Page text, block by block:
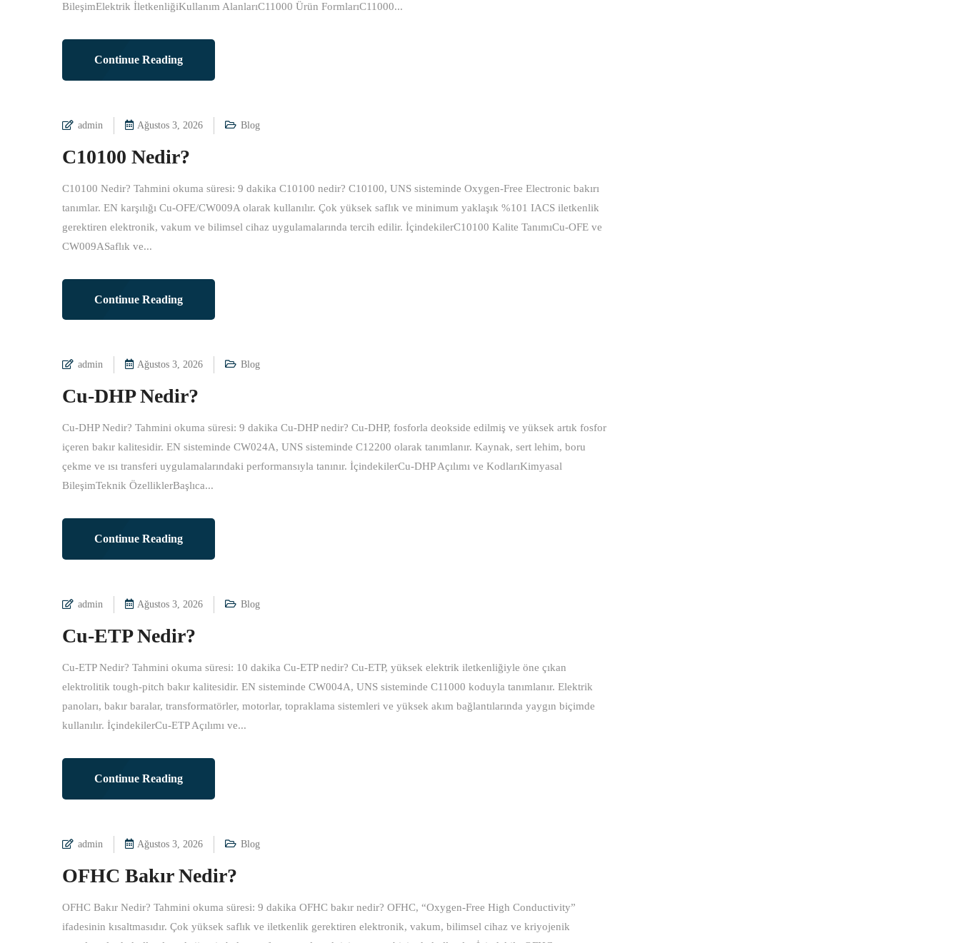
BileşimElektrik İletkenliğiKullanım AlanlarıC11000 Ürün FormlarıC11000...
Continue Reading
admin Ağustos 3, 2026 Blog
C10100 Nedir?
C10100 Nedir? Tahmini okuma süresi: 9 dakika C10100 nedir? C10100, UNS sisteminde Oxygen-Free Electronic bakırı
tanımlar. EN karşılığı Cu-OFE/CW009A olarak kullanılır. Çok yüksek saflık ve minimum yaklaşık %101 IACS iletkenlik
gerektiren elektronik, vakum ve bilimsel cihaz uygulamalarında tercih edilir. İçindekilerC10100 Kalite TanımıCu-OFE ve
CW009ASaflık ve...
Continue Reading
admin Ağustos 3, 2026 Blog
Cu-DHP Nedir?
Cu-DHP Nedir? Tahmini okuma süresi: 9 dakika Cu-DHP nedir? Cu-DHP, fosforla deokside edilmiş ve yüksek artık fosfor
içeren bakır kalitesidir. EN sisteminde CW024A, UNS sisteminde C12200 olarak tanımlanır. Kaynak, sert lehim, boru
çekme ve ısı transferi uygulamalarındaki performansıyla tanınır. İçindekilerCu-DHP Açılımı ve KodlarıKimyasal
BileşimTeknik ÖzelliklerBaşlıca...
Continue Reading
admin Ağustos 3, 2026 Blog
Cu-ETP Nedir?
Cu-ETP Nedir? Tahmini okuma süresi: 10 dakika Cu-ETP nedir? Cu-ETP, yüksek elektrik iletkenliğiyle öne çıkan
elektrolitik tough-pitch bakır kalitesidir. EN sisteminde CW004A, UNS sisteminde C11000 koduyla tanımlanır. Elektrik
panoları, bakır baralar, transformatörler, motorlar, topraklama sistemleri ve yüksek akım bağlantılarında yaygın biçimde
kullanılır. İçindekilerCu-ETP Açılımı ve...
Continue Reading
admin Ağustos 3, 2026 Blog
OFHC Bakır Nedir?
OFHC Bakır Nedir? Tahmini okuma süresi: 9 dakika OFHC bakır nedir? OFHC, “Oxygen-Free High Conductivity”
ifadesinin kısaltmasıdır. Çok yüksek saflık ve iletkenlik gerektiren elektronik, vakum, bilimsel cihaz ve kriyojenik